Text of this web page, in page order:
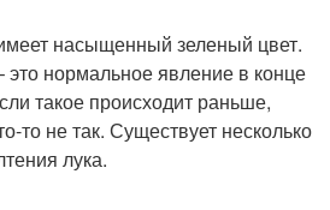
насыщенный зеленый цвет.
это нормальное явление в конце
такое происходит раньше,
то не так. Существует несколько
лука.